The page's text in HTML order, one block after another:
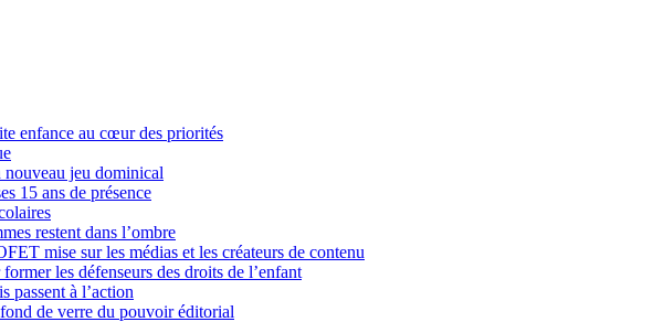
enfance au cœur des priorités
jeu dominical
15 ans de présence
restent dans l’ombre
mise sur les médias et les créateurs de contenu
les défenseurs des droits de l’enfant
passent à l’action
de verre du pouvoir éditorial